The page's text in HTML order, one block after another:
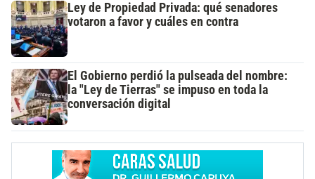
Ley de Propiedad Privada: qué senadores
votaron a favor y cuáles en contra
El Gobierno perdió la pulseada del nombre:
la "Ley de Tierras" se impuso en toda la
conversación digital